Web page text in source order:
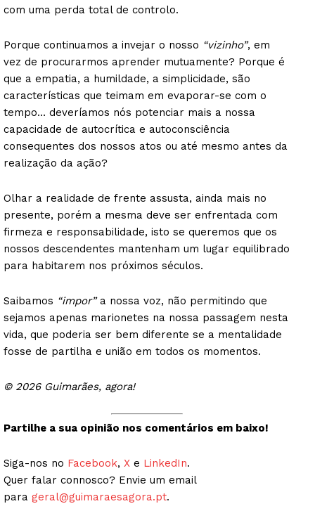
com uma perda total de controlo.
Porque continuamos a invejar o nosso “vizinho”, em
vez de procurarmos aprender mutuamente? Porque é
que a empatia, a humildade, a simplicidade, são
características que teimam em evaporar-se com o
tempo… deveríamos nós potenciar mais a nossa
capacidade de autocrítica e autoconsciência
consequentes dos nossos atos ou até mesmo antes da
realização da ação?
Olhar a realidade de frente assusta, ainda mais no
presente, porém a mesma deve ser enfrentada com
firmeza e responsabilidade, isto se queremos que os
nossos descendentes mantenham um lugar equilibrado
para habitarem nos próximos séculos.
Saibamos “impor”a nossa voz, não permitindo que
sejamos apenas marionetes na nossa passagem nesta
vida, que poderia ser bem diferente se a mentalidade
fosse de partilha e união em todos os momentos.
© 2026 Guimarães, agora!
Partilhe a sua opinião nos comentários em baixo!
Siga-nos no Facebook, X e LinkedIn.
Quer falar connosco? Envie um email
para geral@guimaraesagora.pt.